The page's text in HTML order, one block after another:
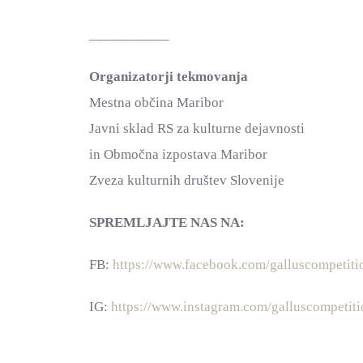
Organizatorji tekmovanja
Mestna občina Maribor
Javni sklad RS za kulturne dejavnosti
in Območna izpostava Maribor
Zveza kulturnih društev Slovenije
SPREMLJAJTE NAS NA:
FB:https://www.facebook.com/
IG:https://www.instagram.com/